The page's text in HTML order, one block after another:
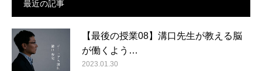
最近の記事
【最後の授業08】溝口先生が教える脳
が働くよう…
2023.01.30